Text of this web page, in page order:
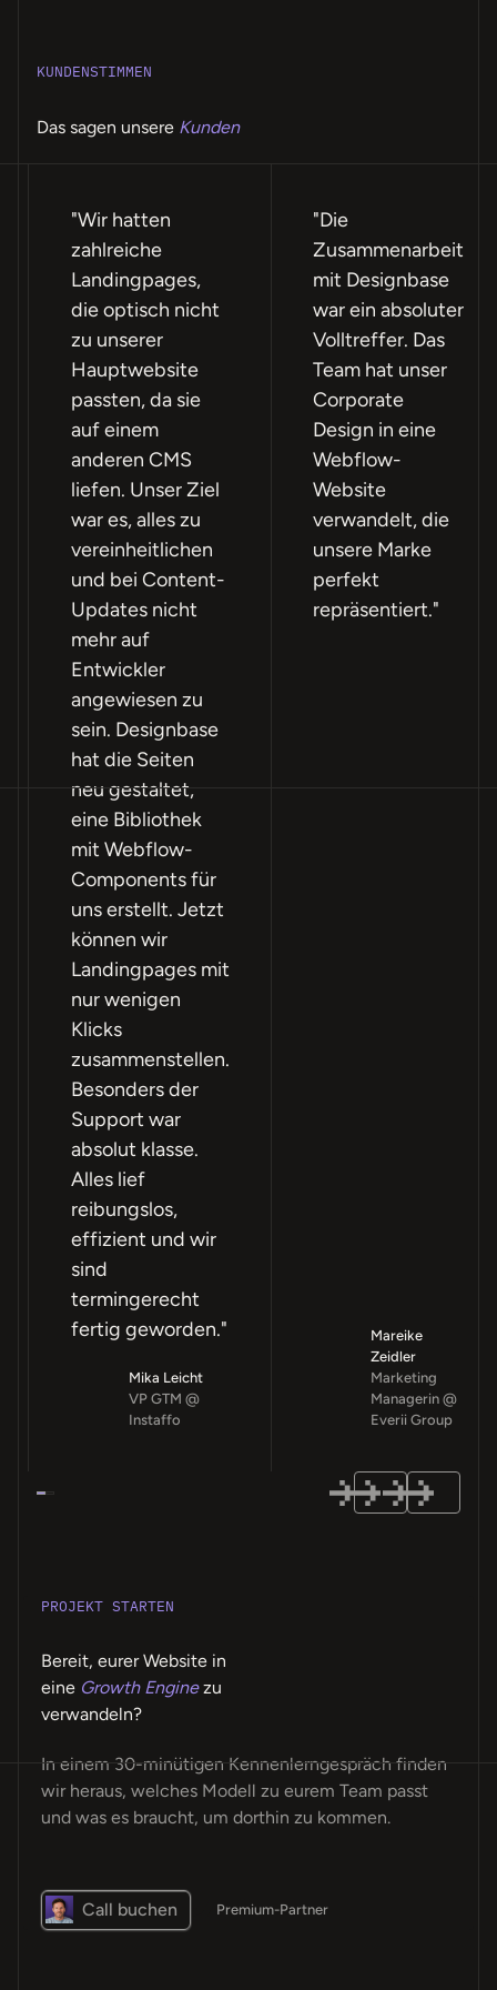
KUNDENSTIMMEN
Das sagen unsere Kunden
"Wir hatten
zahlreiche
Landingpages,
die optisch nicht
zu unserer
Hauptwebsite
passten, da sie
auf einem
anderen CMS
liefen. Unser Ziel
war es, alles zu
vereinheitlichen
und bei Content-
Updates nicht
mehr auf
Entwickler
angewiesen zu
sein. Designbase
hat die Seiten
neu gestaltet,
eine Bibliothek
mit Webflow-
Components für
uns erstellt. Jetzt
können wir
Landingpages mit
nur wenigen
Klicks
zusammenstellen.
Besonders der
Support war
absolut klasse.
Alles lief
reibungslos,
effizient und wir
sind
termingerecht
fertig geworden."
Mika Leicht
VP GTM @
Instaffo
"Die
Zusammenarbeit
mit Designbase
war ein absoluter
Volltreffer. Das
Team hat unser
Corporate
Design in eine
Webflow-
Website
verwandelt, die
unsere Marke
perfekt
repräsentiert."
Mareike
Zeidler
Marketing
Managerin @
Everii Group
PROJEKT STARTEN
Bereit, eurer Website in
eine Growth Enginezu
verwandeln?
In einem 30-minütigen Kennenlerngespräch finden
wir heraus, welches Modell zu eurem Team passt
und was es braucht, um dorthin zu kommen.
Call buchen Premium-Partner